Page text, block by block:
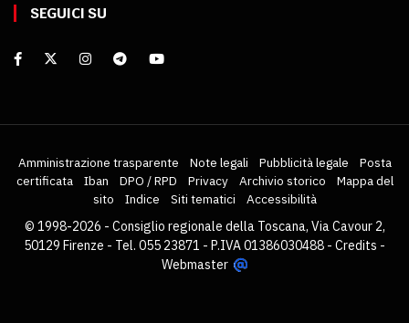
SEGUICI SU
Amministrazione trasparente Note legali Pubblicità legale
Posta
certificata
Iban DPO / RPD Privacy Archivio storico
Mappa del
sito
Indice Siti tematici
Accessibilità
© 1998-2026 - Consiglio regionale della Toscana, Via Cavour 2,
50129 Firenze - Tel. 055 23871 - P.IVA 01386030488 - Credits -
Webmaster